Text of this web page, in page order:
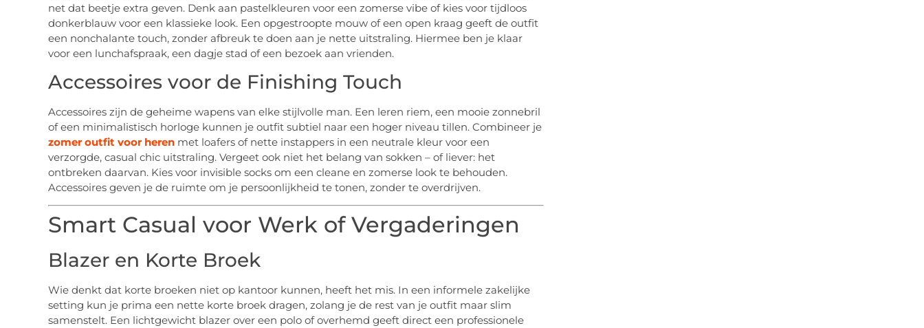
net dat beetje extra geven. Denk aan pastelkleuren voor een zomerse vibe of kies voor tijdloos
donkerblauw voor een klassieke look. Een opgestroopte mouw of een open kraag geeft de outfit
een nonchalante touch, zonder afbreuk te doen aan je nette uitstraling. Hiermee ben je klaar
voor een lunchafspraak, een dagje stad of een bezoek aan vrienden.
Accessoires voor de Finishing Touch
Accessoires zijn de geheime wapens van elke stijlvolle man. Een leren riem, een mooie zonnebril
of een minimalistisch horloge kunnen je outfit subtiel naar een hoger niveau tillen. Combineer je
zomer outfit voor herenmet loafers of nette instappers in een neutrale kleur voor een
verzorgde, casual chic uitstraling. Vergeet ook niet het belang van sokken – of liever: het
ontbreken daarvan. Kies voor invisible socks om een cleane en zomerse look te behouden.
Accessoires geven je de ruimte om je persoonlijkheid te tonen, zonder te overdrijven.
Smart Casual voor Werk of Vergaderingen
Blazer en Korte Broek
Wie denkt dat korte broeken niet op kantoor kunnen, heeft het mis. In een informele zakelijke
setting kun je prima een nette korte broek dragen, zolang je de rest van je outfit maar slim
samenstelt. Een lichtgewicht blazer over een polo of overhemd geeft direct een professionele